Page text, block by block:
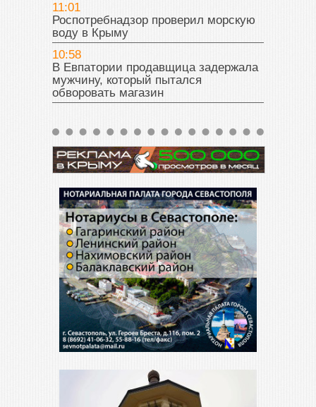
11:01
Роспотребнадзор проверил морскую
воду в Крыму
10:58
В Евпатории продавщица задержала
мужчину, который пытался
обворовать магазин